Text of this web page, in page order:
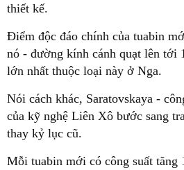
thiết kế.
Điểm độc đáo chính của tuabin
nó - đường kính cánh quạt lên tới
lớn nhất thuộc loại này ở Nga.
Nói cách khác, Saratovskaya -
của kỹ nghệ Liên Xô bước sang
thay kỷ lục cũ.
Mỗi tuabin mới có công suất